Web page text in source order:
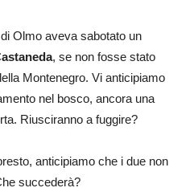
Olmo aveva sabotato un
, se non fosse stato
Montenegro. Vi anticipiamo
nel bosco, ancora una
Riusciranno a fuggire?
anticipiamo che i due non
succederà?